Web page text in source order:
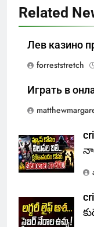
Related
Лев казино
forreststretch
Играть в